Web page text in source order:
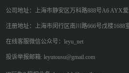
公司地址：上海市静安区万科路888号A6 AYX
注册地址：上海市闵行区南川路666号戊楼1688
在线客服微信公众号：leyu_net
投诉举报邮箱: leyutousu@gmail.com